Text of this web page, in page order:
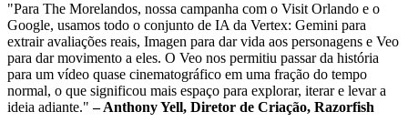
"Para The Morelandos, nossa campanha com o Visit Orlando e o
Google, usamos todo o conjunto de IA da Vertex: Gemini para
extrair avaliações reais, Imagen para dar vida aos personagens e Veo
para dar movimento a eles. O Veo nos permitiu passar da história
para um vídeo quase cinematográfico em uma fração do tempo
normal, o que significou mais espaço para explorar, iterar e levar a
ideia adiante."– Anthony Yell, Diretor de Criação, Razorfish